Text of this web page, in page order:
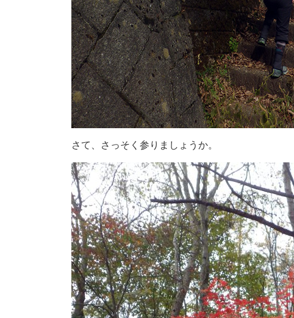
さて、さっそく参りましょうか。